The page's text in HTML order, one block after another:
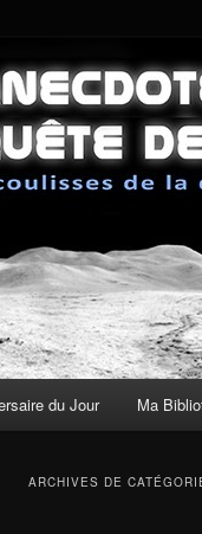
la
du Jour Ma
ARCHIVES DE